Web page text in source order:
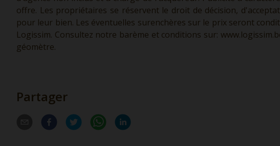
offre. Les propriétaires se réservent le droit de décision,
pour leur bien. Les éventuelles surenchères sur le prix seront
Logissim. Consultez notre barème et conditions sur:
géomètre.
Partager